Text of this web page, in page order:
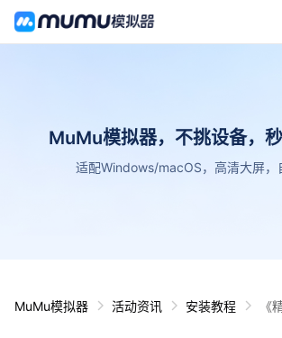
MuMu模拟器，不挑设备，秒
适配Windows/macOS，高清大屏，
MuMu模拟器 活动资讯 安装教程
《